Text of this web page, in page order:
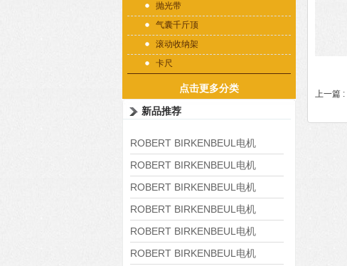
抛光带
气囊千斤顶
滚动收纳架
卡尺
点击更多分类
新品推荐
ROBERT BIRKENBEUL电机
8APE225M-4-IE3
ROBERT BIRKENBEUL电机
8APE180L-4 IE3
ROBERT BIRKENBEUL电机
8APE160M-6 IE3
ROBERT BIRKENBEUL电机
8APE160L-4-IE3
ROBERT BIRKENBEUL电机
8APE112M-6K-IE3
ROBERT BIRKENBEUL电机
上一篇 :